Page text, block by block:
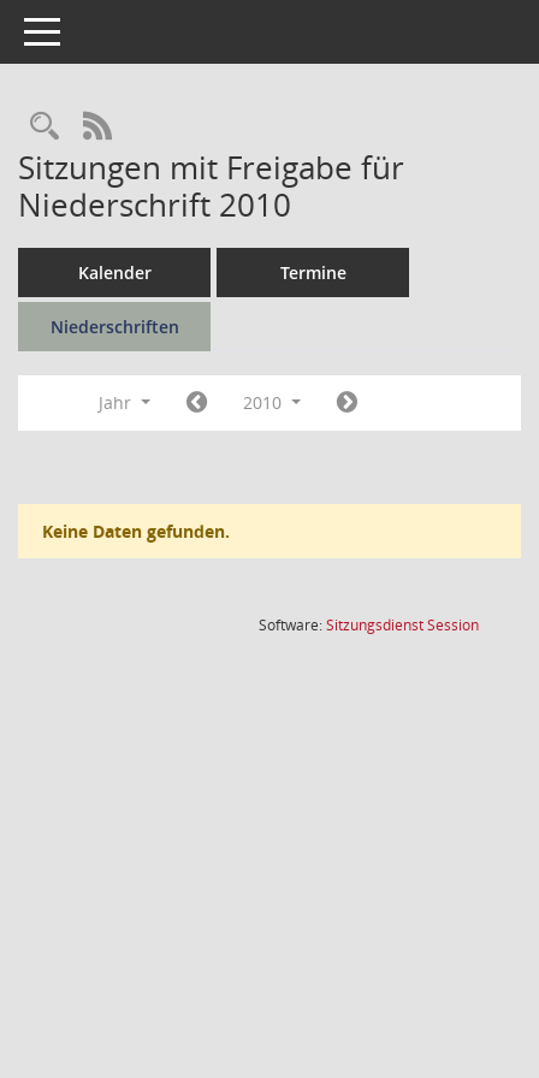
Toggle navigation
Rechercheauswahl
RSS-Feed
Sitzungen mit Freigabe für
Niederschrift 2010
Kalender Termine
Niederschriften
Jahr 2010
Keine Daten gefunden.
Software:SitzungsdienstSession(Wird in